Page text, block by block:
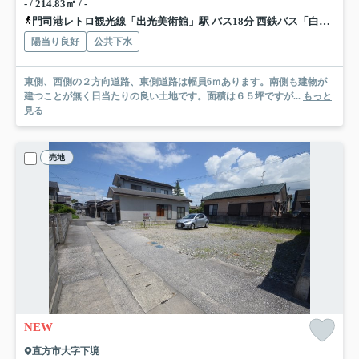
- / 214.83㎡ / -
門司港レトロ観光線「出光美術館」駅 バス18分 西鉄バス「白野江二丁目」 停歩4分
陽当り良好 公共下水
東側、西側の２方向道路、東側道路は幅員6ｍあります。南側も建物が
建つことが無く日当たりの良い土地です。面積は６５坪ですが... もっと
見る
売地
NEW
直方市大字下境